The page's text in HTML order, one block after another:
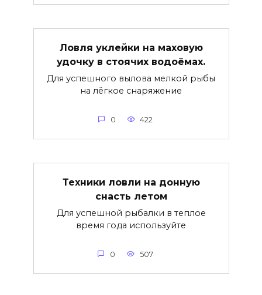
Ловля уклейки на маховую
удочку в стоячих водоёмах.
Для успешного вылова мелкой рыбы
на лёгкое снаряжение
0 422
Техники ловли на донную
снасть летом
Для успешной рыбалки в теплое
время года используйте
0 507